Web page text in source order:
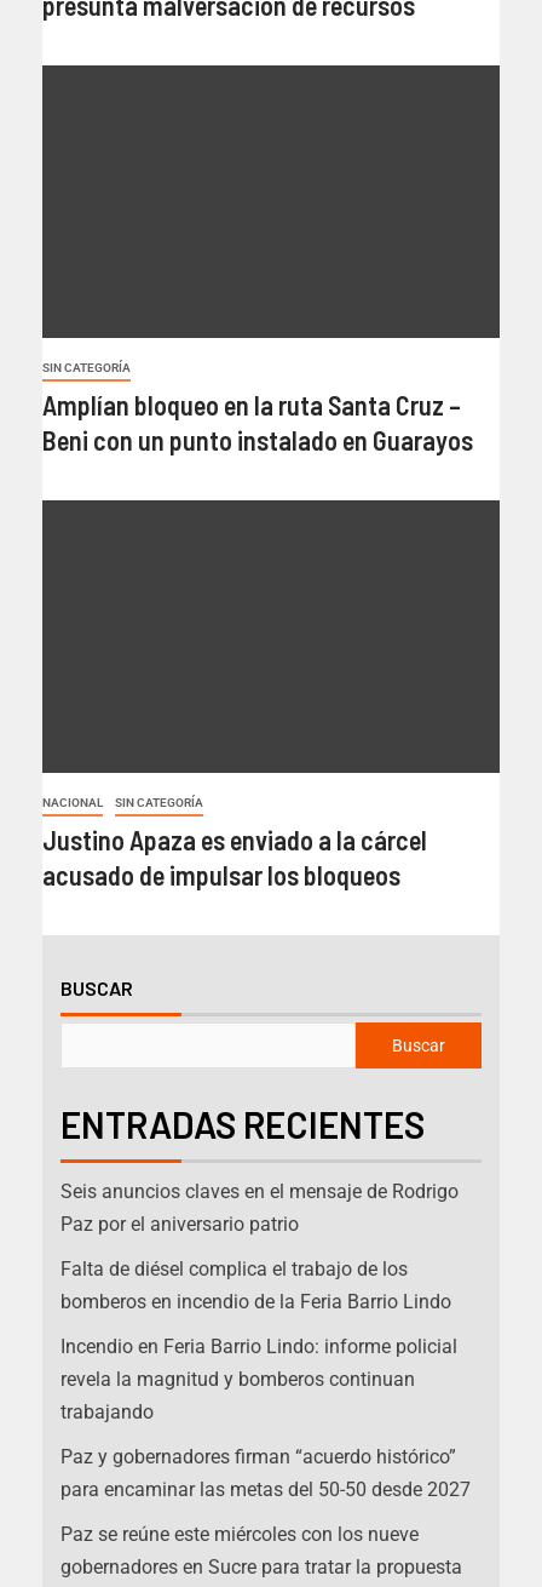
SIN CATEGORÍA
Amplían bloqueo en la ruta Santa Cruz –
Beni con un punto instalado en Guarayos
NACIONAL SIN CATEGORÍA
Justino Apaza es enviado a la cárcel
acusado de impulsar los bloqueos
BUSCAR
Buscar
ENTRADAS RECIENTES
Seis anuncios claves en el mensaje de Rodrigo
Paz por el aniversario patrio
Falta de diésel complica el trabajo de los
bomberos en incendio de la Feria Barrio Lindo
Incendio en Feria Barrio Lindo: informe policial
revela la magnitud y bomberos continuan
trabajando
Paz y gobernadores firman “acuerdo histórico”
para encaminar las metas del 50-50 desde 2027
Paz se reúne este miércoles con los nueve
gobernadores en Sucre para tratar la propuesta